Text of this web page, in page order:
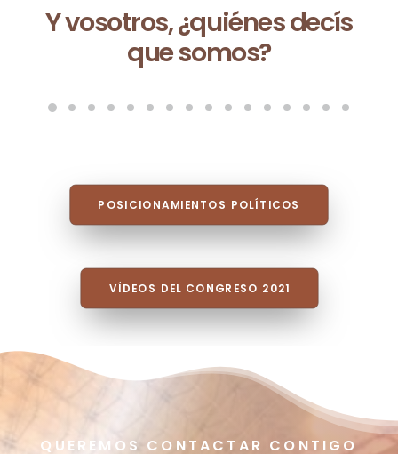
vez que se repite
POSICIONAMIENTOS POLÍTICOS